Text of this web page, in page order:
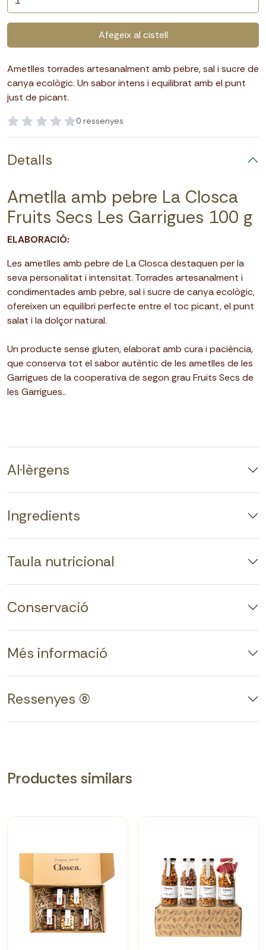
Afegeix al cistell
Ametlles torrades artesanalment amb pebre, sal i sucre de
canya ecològic. Un sabor intens i equilibrat amb el punt
just de picant.
0 ressenyes
Detalls
Ametlla amb pebre La Closca
Fruits Secs Les Garrigues 100 g
ELABORACIÓ:
Les ametlles amb pebre de La Closca destaquen per la
seva personalitat i intensitat. Torrades artesanalment i
condimentades amb pebre, sal i sucre de canya ecològic,
ofereixen un equilibri perfecte entre el toc picant, el punt
salat i la dolçor natural.
Un producte sense gluten, elaborat amb cura i paciència,
que conserva tot el sabor autèntic de les ametlles de les
Garrigues de la cooperativa de segon grau Fruits Secs de
les Garrigues..
Al·lèrgens
Ingredients
Taula nutricional
Conservació
Més informació
Ressenyes (0)
Productes similars